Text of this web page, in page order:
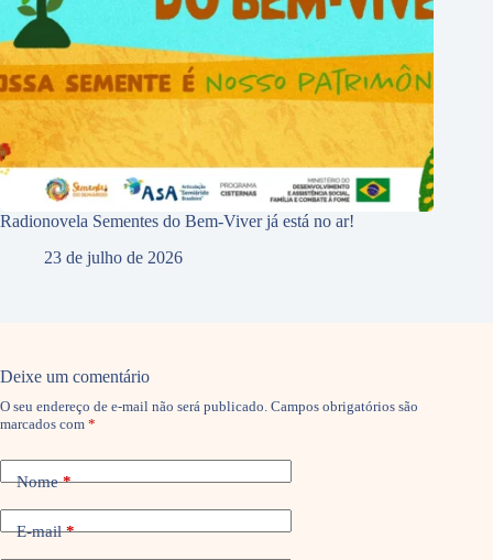
Radionovela Sementes do Bem-Viver já está no ar!
23 de julho de 2026
Deixe um comentário
O seu endereço de e-mail não será publicado. Campos obrigatórios são
marcados com *
Nome*
E-mail*